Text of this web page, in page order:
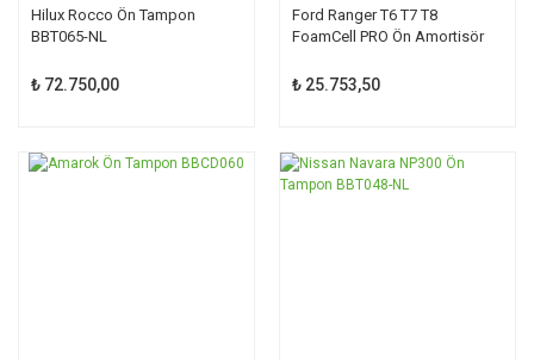
Hilux Rocco Ön Tampon
BBT065-NL
₺ 72.750,00
Ford Ranger T6 T7 T8
FoamCell PRO Ön Amortisör
₺ 25.753,50